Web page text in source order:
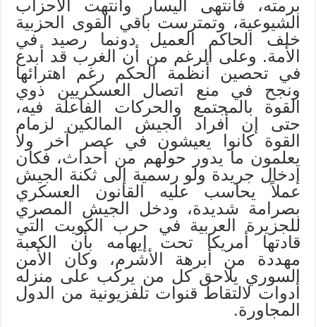
برمته، فانتهى اليسار وانتهت الأحزاب
الشيوعية، وتمترست باقي القوى الحزبية
خلف الحاكم العميل دونما رصيد في
الأمة. وعلى الرغم من أن الغرب قد أبدع
في تحصين أنظمة الحكم رغم اهترائها
ونجح في منع اتصال العسكريين ذوي
القوة بالمجتمع والحركات الفاعلة فيه،
حتى إن أفراد الجيش المالكين لزمام
القوة كانوا يعيشون في عصر آخر ولا
يعلمون ما يدور حولهم من أحداث، فكان
إدخال جريدة ولو رسمية إلى ثكنة الجيش
عملاً يحاسب عليه القانون العسكري
بصرامة شديدة، ودخل الجيش المصري
للجزيرة العربية في حرب الكويت التي
قادتها أمريكا تحت إيهامه بأن الكعبة
مهددة من أبرهة الأشرم، وكان الأمن
السوري يلاحق كل من يركب على منزله
أدوات لالتقاط قنوات تلفزيونية من الدول
المجاورة.